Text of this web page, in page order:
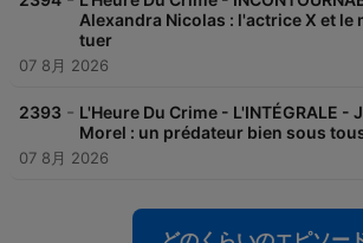
Alexandra Nicolas : l'actrice X et le
tuer
07 8月 2026
2393 - L'Heure Du Crime - L'INTÉGRALE -
Morel : un prédateur bien sous
07 8月 2026